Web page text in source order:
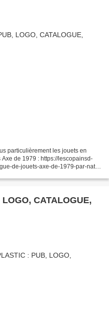
particulièrement les jouets en
de 1979 : https://lescopainsd-
de-jouets-axe-de-1979-par-nath-
CATALOGUE,